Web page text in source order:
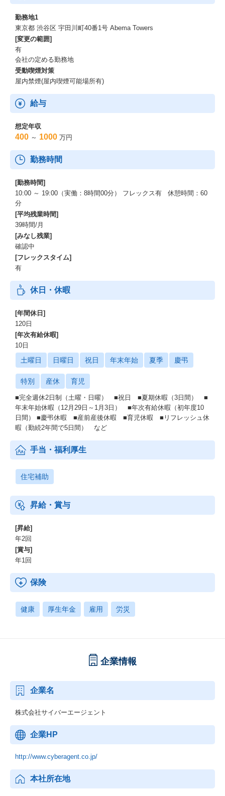
勤務地1
東京都 渋谷区 宇田川町40番1号 Abema Towers
[変更の範囲]
有
会社の定める勤務地
受動喫煙対策
屋内禁煙(屋内喫煙可能場所有)
給与
想定年収
400 ～ 1000 万円
勤務時間
[勤務時間]
10:00 ～ 19:00（実働：8時間00分） フレックス有 休憩時間：60
分
[平均残業時間]
39時間/月
[みなし残業]
確認中
[フレックスタイム]
有
休日・休暇
[年間休日]
120日
[年次有給休暇]
10日
土曜日 日曜日 祝日 年末年始 夏季 慶弔
特別 産休 育児
■完全週休2日制（土曜・日曜） ■祝日 ■夏期休暇（3日間） ■
年末年始休暇（12月29日～1月3日） ■年次有給休暇（初年度10
日間） ■慶弔休暇 ■産前産後休暇 ■育児休暇 ■リフレッシュ休
暇（勤続2年間で5日間） など
手当・福利厚生
住宅補助
昇給・賞与
[昇給]
年2回
[賞与]
年1回
保険
健康 厚生年金 雇用 労災
企業情報
企業名
株式会社サイバーエージェント
企業HP
http://www.cyberagent.co.jp/
本社所在地